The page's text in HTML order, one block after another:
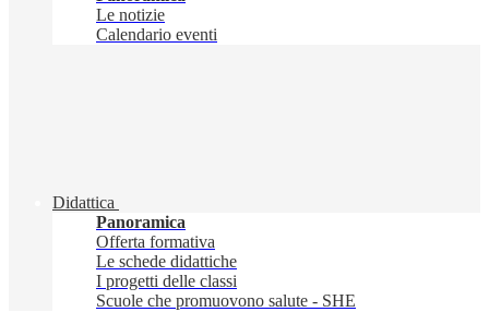
Le notizie
Calendario eventi
Didattica
Panoramica
Offerta formativa
Le schede didattiche
I progetti delle classi
Scuole che promuovono salute - SHE